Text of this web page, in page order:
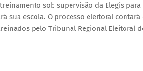
sob supervisão da Elegis
sua escola. O processo eleitoral
pelo Tribunal Regional Eleitoral